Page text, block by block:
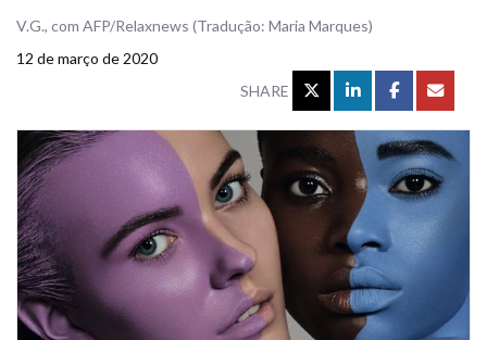
V.G., com AFP/Relaxnews (Tradução: Maria Marques)
12 de março de 2020
SHARE